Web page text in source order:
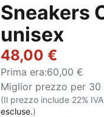
Sneakers
unisex
48,00 €
Prima era:60,00 €
Miglior prezzo per 30
(Il prezzo include 22%
escluse.)